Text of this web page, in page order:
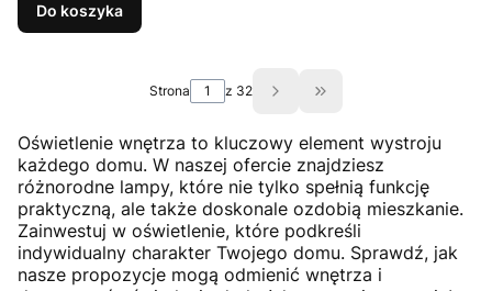
Do koszyka
Strona z 32 Przejdź do ostatniej
Oświetlenie wnętrza to kluczowy element wystroju
każdego domu. W naszej ofercie znajdziesz
różnorodne lampy, które nie tylko spełnią funkcję
praktyczną, ale także doskonale ozdobią mieszkanie.
Zainwestuj w oświetlenie, które podkreśli
indywidualny charakter Twojego domu. Sprawdź, jak
nasze propozycje mogą odmienić wnętrza i